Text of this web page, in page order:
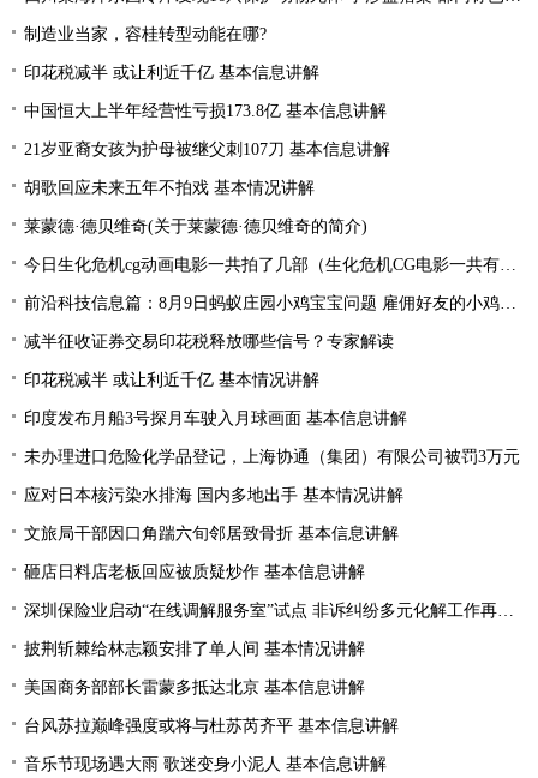
制造业当家，容桂转型动能在哪?
印花税减半 或让利近千亿 基本信息讲解
中国恒大上半年经营性亏损173.8亿 基本信息讲解
21岁亚裔女孩为护母被继父刺107刀 基本信息讲解
胡歌回应未来五年不拍戏 基本情况讲解
莱蒙德·德贝维奇(关于莱蒙德·德贝维奇的简介)
今日生化危机cg动画电影一共拍了几部（生化危机CG电影一共有几部分别是什么）
前沿科技信息篇：8月9日蚂蚁庄园小鸡宝宝问题 雇佣好友的小鸡来工作一起生产肥料需要消耗
减半征收证券交易印花税释放哪些信号？专家解读
印花税减半 或让利近千亿 基本情况讲解
印度发布月船3号探月车驶入月球画面 基本信息讲解
未办理进口危险化学品登记，上海协通（集团）有限公司被罚3万元
应对日本核污染水排海 国内多地出手 基本情况讲解
文旅局干部因口角踹六旬邻居致骨折 基本信息讲解
砸店日料店老板回应被质疑炒作 基本信息讲解
深圳保险业启动“在线调解服务室”试点 非诉纠纷多元化解工作再提速
披荆斩棘给林志颖安排了单人间 基本情况讲解
美国商务部部长雷蒙多抵达北京 基本信息讲解
台风苏拉巅峰强度或将与杜苏芮齐平 基本信息讲解
音乐节现场遇大雨 歌迷变身小泥人 基本信息讲解